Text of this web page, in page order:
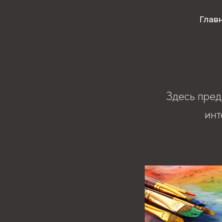
Здесь